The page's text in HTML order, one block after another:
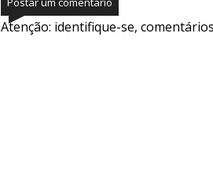
Atenção: identifique-se,